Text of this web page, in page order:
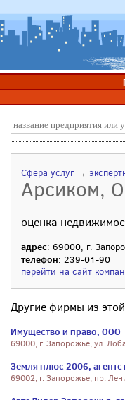
Сфера услуг →
Арсиком,
оценка
адрес: 69000, г.
телефон: 239-01-90
перейти на сайт
Другие фирмы из
Имущество и право, ООО
69000, г. Запорожье, ул.
Земля плюс 2006,
69002, г. Запорожье, пр.